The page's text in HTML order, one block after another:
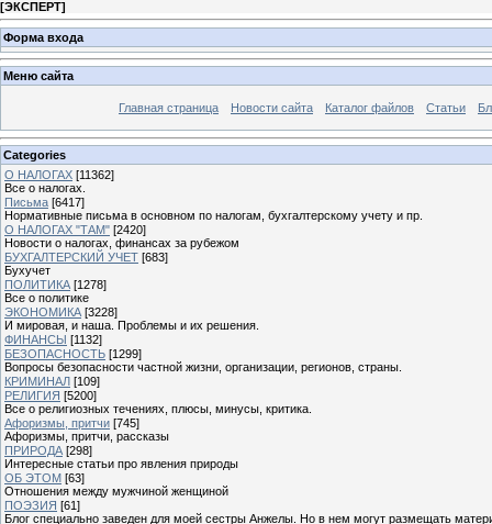
[ЭКСПЕРТ]
Форма входа
Меню сайта
Главная страница Новости сайта Каталог файлов Статьи
Categories
О НАЛОГАХ [11362]
Все о налогах.
Письма [6417]
Нормативные письма в основном по налогам, бухгалтерскому учету и пр.
О НАЛОГАХ "ТАМ" [2420]
Новости о налогах, финансах за рубежом
БУХГАЛТЕРСКИЙ УЧЕТ [683]
Бухучет
ПОЛИТИКА [1278]
Все о политике
ЭКОНОМИКА [3228]
И мировая, и наша. Проблемы и их решения.
ФИНАНСЫ [1132]
БЕЗОПАСНОСТЬ [1299]
Вопросы безопасности частной жизни, организации, регионов, страны.
КРИМИНАЛ [109]
РЕЛИГИЯ [5200]
Все о религиозных течениях, плюсы, минусы, критика.
Афоризмы, притчи [745]
Афоризмы, притчи, рассказы
ПРИРОДА [298]
Интересные статьи про явления природы
ОБ ЭТОМ [63]
Отношения между мужчиной женщиной
ПОЭЗИЯ [61]
Блог специально заведен для моей сестры Анжелы. Но в нем могут размещать